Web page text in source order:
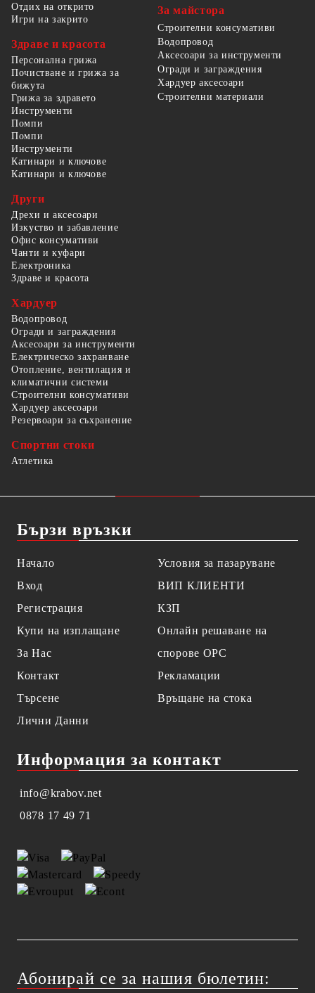
Отдих на открито
Игри на закрито
Здраве и красота
Персонална грижа
Почистване и грижа за
бижута
Грижа за здравето
За майстора
Строителни консумативи
Водопровод
Аксесоари за инструменти
Огради и заграждения
Хардуер аксесоари
Строителни материали
Инструменти
Помпи
Помпи
Инструменти
Катинари и ключове
Катинари и ключове
Други
Дрехи и аксесоари
Изкуство и забавление
Офис консумативи
Чанти и куфари
Електроника
Здраве и красота
Хардуер
Водопровод
Огради и заграждения
Аксесоари за инструменти
Електрическо захранване
Отопление, вентилация и
климатични системи
Строителни консумативи
Хардуер аксесоари
Резервоари за съхранение
Спортни стоки
Атлетика
Бързи връзки
Начало
Вход
Регистрация
Купи на изплащане
За Нас
Контакт
Търсене
Лични Данни
Условия за пазаруване
ВИП КЛИЕНТИ
КЗП
Онлайн решаване на
спорове OPC
Рекламации
Връщане на стока
Информация за контакт
info@krabov.net
0878 17 49 71
Абонирай се за нашия бюлетин: